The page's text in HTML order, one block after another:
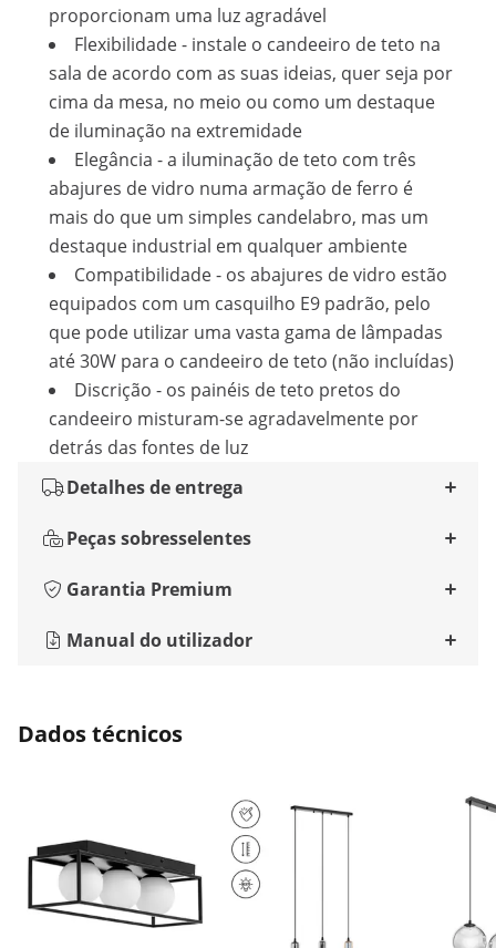
proporcionam uma luz agradável
Flexibilidade - instale o candeeiro de teto na
sala de acordo com as suas ideias, quer seja por
cima da mesa, no meio ou como um destaque
de iluminação na extremidade
Elegância - a iluminação de teto com três
abajures de vidro numa armação de ferro é
mais do que um simples candelabro, mas um
destaque industrial em qualquer ambiente
Compatibilidade - os abajures de vidro estão
equipados com um casquilho E9 padrão, pelo
que pode utilizar uma vasta gama de lâmpadas
até 30W para o candeeiro de teto (não incluídas)
Discrição - os painéis de teto pretos do
candeeiro misturam-se agradavelmente por
detrás das fontes de luz
Detalhes de entrega
Peças sobresselentes
Garantia Premium
Manual do utilizador
Dados técnicos